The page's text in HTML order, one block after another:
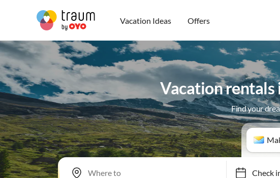
Vacation Ideas Offers
Vacation rentals
Find your
Check in